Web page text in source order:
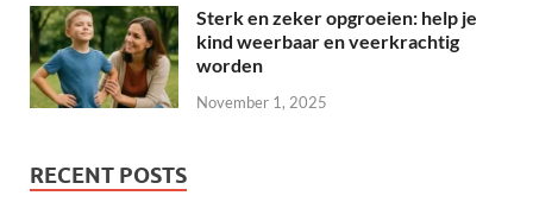
Sterk en zeker opgroeien: help je
kind weerbaar en veerkrachtig
worden
November 1, 2025
RECENT POSTS